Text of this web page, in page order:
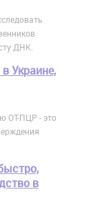
ДНК.
Украине,
ОТ-ПЦР - это
в